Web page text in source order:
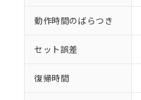
動作時間のばらつき
セット誤差
復帰時間